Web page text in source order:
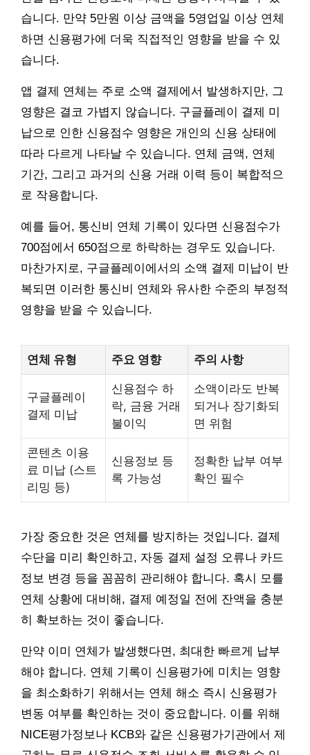
습니다. 만약 5만원 이상 금액을 5영업일 이상 연체
하면 신용평가에 더욱 직접적인 영향을 받을 수 있
습니다.
앱 결제 연체는 주로 소액 결제에서 발생하지만, 그
영향은 결코 가볍지 않습니다. 구글플레이 결제 미
납으로 인한 신용점수 영향은 개인의 신용 상태에
따라 다르게 나타날 수 있습니다. 연체 금액, 연체
기간, 그리고 과거의 신용 거래 이력 등이 복합적으
로 작용합니다.
예를 들어, 통신비 연체 기록이 있다면 신용점수가
700점에서 650점으로 하락하는 경우도 있습니다.
마찬가지로, 구글플레이에서의 소액 결제 미납이 반
복되면 이러한 통신비 연체와 유사한 수준의 부정적
영향을 받을 수 있습니다.
연체 유형 주요 영향 주의 사항
구글플레이
결제 미납
신용점수 하
락, 금융 거래
불이익
소액이라도 반복
되거나 장기화되
면 위험
콘텐츠 이용
료 미납 (스트
리밍 등)
신용정보 등
록 가능성
정확한 납부 여부
확인 필수
가장 중요한 것은 연체를 방지하는 것입니다. 결제
수단을 미리 확인하고, 자동 결제 설정 오류나 카드
정보 변경 등을 꼼꼼히 관리해야 합니다. 혹시 모를
연체 상황에 대비해, 결제 예정일 전에 잔액을 충분
히 확보하는 것이 좋습니다.
만약 이미 연체가 발생했다면, 최대한 빠르게 납부
해야 합니다. 연체 기록이 신용평가에 미치는 영향
을 최소화하기 위해서는 연체 해소 즉시 신용평가
변동 여부를 확인하는 것이 중요합니다. 이를 위해
NICE평가정보나 KCB와 같은 신용평가기관에서 제